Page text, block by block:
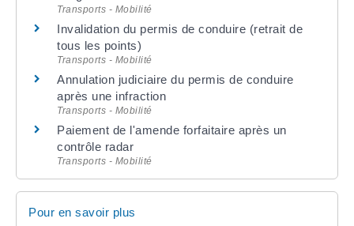
Transports - Mobilité
Invalidation du permis de conduire (retrait de
tous les points)
Transports - Mobilité
Annulation judiciaire du permis de conduire
après une infraction
Transports - Mobilité
Paiement de l'amende forfaitaire après un
contrôle radar
Transports - Mobilité
Pour en savoir plus